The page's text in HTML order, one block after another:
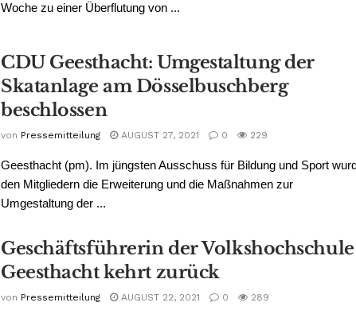
Woche zu einer Überflutung von ...
CDU Geesthacht: Umgestaltung der
Skatanlage am Dösselbuschberg
beschlossen
von Pressemitteilung AUGUST 27, 2021 0 229
Geesthacht (pm). Im jüngsten Ausschuss für Bildung und Sport
den Mitgliedern die Erweiterung und die Maßnahmen zur
Umgestaltung der ...
Geschäftsführerin der Volkshochschule
Geesthacht kehrt zurück
von Pressemitteilung AUGUST 22, 2021 0 289